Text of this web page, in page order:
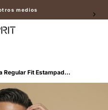
medios
Camiseta Regular Fit Estampada - Negro